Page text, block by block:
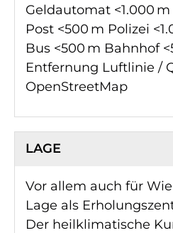
Geldautomat <1.000
Post <500 m Polizei
Bus <500 m Bahnhof
Entfernung Luftlinie /
OpenStreetMap
LAGE
Vor allem auch für
Lage als
Der heilklimatische